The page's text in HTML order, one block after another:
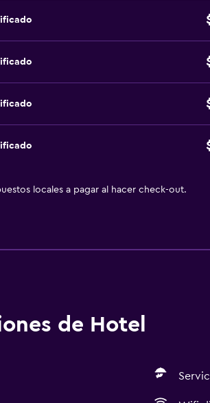
locales a pagar al hacer check-out.
de Hotel